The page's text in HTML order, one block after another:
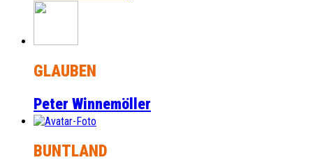
GLAUBEN
Peter Winnemöller
BUNTLAND